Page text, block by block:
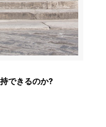
できるのか?